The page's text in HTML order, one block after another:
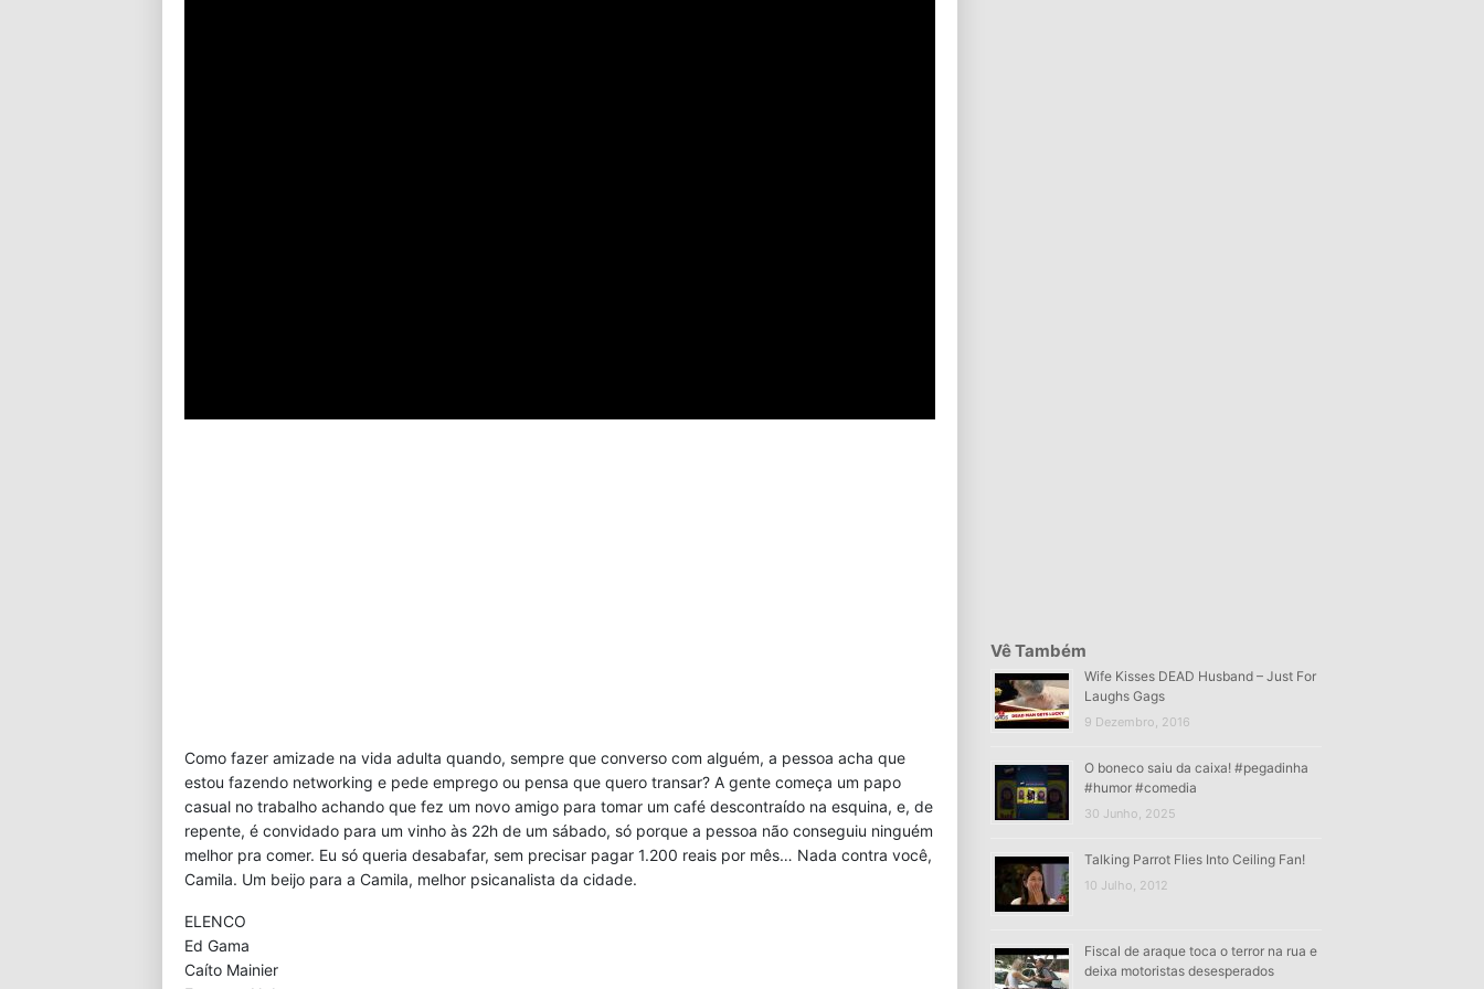
Como fazer amizade na vida adulta quando, sempre que converso com alguém, a pessoa acha que
estou fazendo networking e pede emprego ou pensa que quero transar? A gente começa um papo
casual no trabalho achando que fez um novo amigo para tomar um café descontraído na esquina, e, de
repente, é convidado para um vinho às 22h de um sábado, só porque a pessoa não conseguiu ninguém
melhor pra comer. Eu só queria desabafar, sem precisar pagar 1.200 reais por mês… Nada contra você,
Camila. Um beijo para a Camila, melhor psicanalista da cidade.
ELENCO
Ed Gama
Caíto Mainier
Vê Também
Wife Kisses DEAD Husband – Just For
Laughs Gags
9 Dezembro, 2016
O boneco saiu da caixa! #pegadinha
#humor #comedia
30 Junho, 2025
Talking Parrot Flies Into Ceiling Fan!
10 Julho, 2012
Fiscal de araque toca o terror na rua e
deixa motoristas desesperados